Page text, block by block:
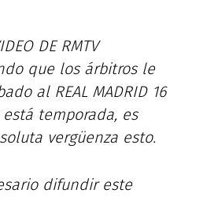
DE RMTV
que los árbitros le
al REAL MADRID 16
temporada, es
vergüenza esto.
difundir este